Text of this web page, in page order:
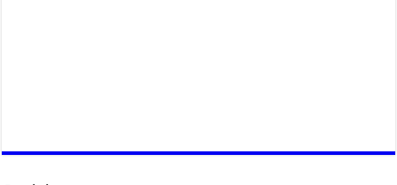
ажил инженерийн хангамжийн байгууллагуудын